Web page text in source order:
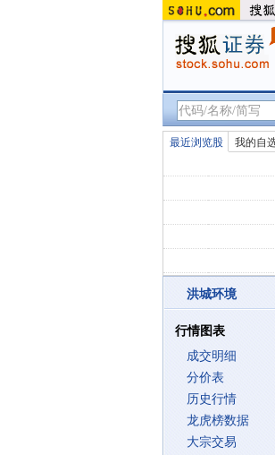
最近浏览股 我的自
洪城环境
行情图表
成交明细
分价表
历史行情
龙虎榜数据
大宗交易